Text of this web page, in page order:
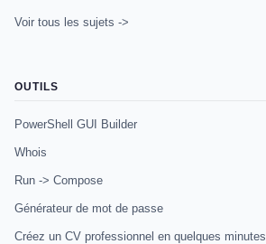
Voir tous les sujets ->
OUTILS
PowerShell GUI Builder
Whois
Run -> Compose
Générateur de mot de passe
Créez un CV professionnel en quelques minutes